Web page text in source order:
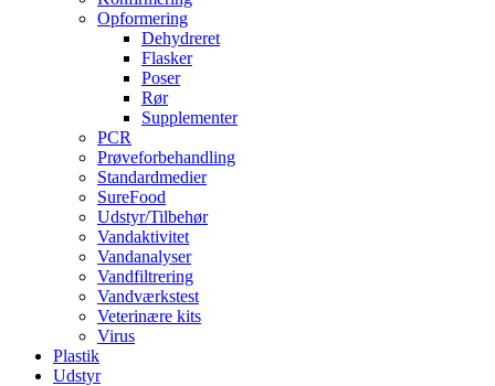
Opformering
Dehydreret
Flasker
Poser
Rør
Supplementer
PCR
Prøveforbehandling
Standardmedier
SureFood
Udstyr/Tilbehør
Vandaktivitet
Vandanalyser
Vandfiltrering
Vandværkstest
Veterinære kits
Virus
Plastik
Udstyr